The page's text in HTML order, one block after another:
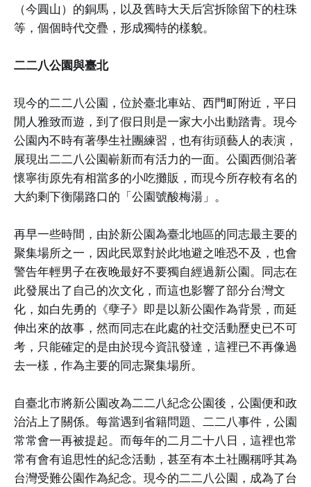
（今圓山）的銅馬，以及舊時大天后宮拆除留下的柱珠
等，個個時代交疊，形成獨特的樣貌。
二二八公園與臺北
現今的二二八公園，位於臺北車站、西門町附近，平日
閒人雅致而遊，到了假日則是一家大小出動踏青。現今
公園內不時有著學生社團練習，也有街頭藝人的表演，
展現出二二八公園嶄新而有活力的一面。公園西側沿著
懷寧街原先有相當多的小吃攤販，而現今所存較有名的
大約剩下衡陽路口的「公園號酸梅湯」。
再早一些時間，由於新公園為臺北地區的同志最主要的
聚集場所之一，因此民眾對於此地避之唯恐不及，也會
警告年輕男子在夜晚最好不要獨自經過新公園。同志在
此發展出了自己的次文化，而這也影響了部分台灣文
化，如白先勇的《孽子》即是以新公園作為背景，而延
伸出來的故事，然而同志在此處的社交活動歷史已不可
考，只能確定的是由於現今資訊發達，這裡已不再像過
去一樣，作為主要的同志聚集場所。
自臺北市將新公園改為二二八紀念公園後，公園便和政
治沾上了關係。每當遇到省籍問題、二二八事件，公園
常常會一再被提起。而每年的二月二十八日，這裡也常
常有會有追思性的紀念活動，甚至有本土社團稱呼其為
台灣受難公園作為紀念。現今的二二八公園，成為了台